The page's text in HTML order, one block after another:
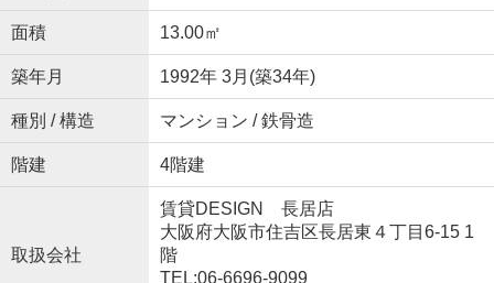
面積 13.00㎡
築年月 1992年 3月(築34年)
種別 / 構造 マンション / 鉄骨造
階建 4階建
取扱会社
賃貸DESIGN 長居店
大阪府大阪市住吉区長居東４丁目6-15 1
階
TEL:06-6696-9099